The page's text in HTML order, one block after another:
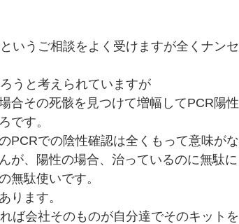
いうご相談をよく受けますが全くナンセ
うと考えられていますが
合その死骸を見つけて増幅してPCR陽性
です。
PCRでの陰性確認は全くもって意味がな
が、陽性の場合、治っているのに無駄に
無駄使いです。
ります。
ば会社そのものが自分達でそのキットを